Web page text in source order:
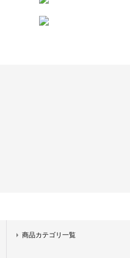
商品カテゴリ一覧